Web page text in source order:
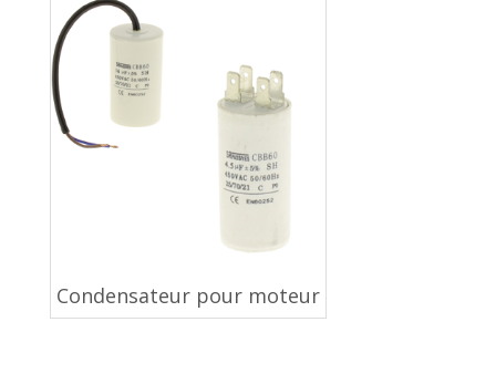
Condensateur pour moteur